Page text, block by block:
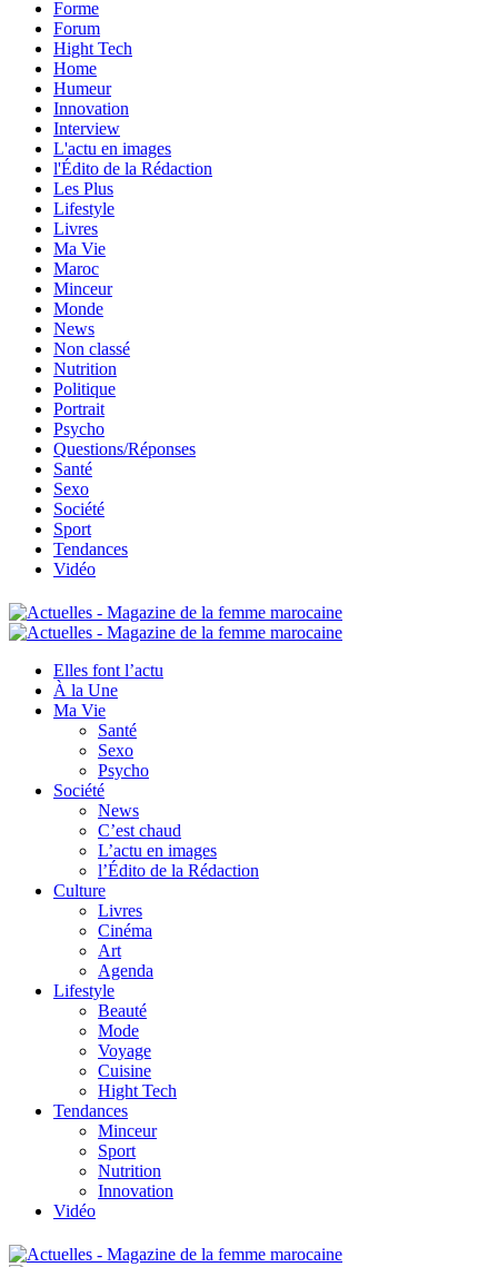
Forme
Forum
Hight Tech
Home
Humeur
Innovation
Interview
L'actu en images
l'Édito de la Rédaction
Les Plus
Lifestyle
Livres
Ma Vie
Maroc
Minceur
Monde
News
Non classé
Nutrition
Politique
Portrait
Psycho
Questions/Réponses
Santé
Sexo
Société
Sport
Tendances
Vidéo
Elles font l’actu
À la Une
Ma Vie
Santé
Sexo
Psycho
Société
News
C’est chaud
L’actu en images
l’Édito de la Rédaction
Culture
Livres
Cinéma
Art
Agenda
Lifestyle
Beauté
Mode
Voyage
Cuisine
Hight Tech
Tendances
Minceur
Sport
Nutrition
Innovation
Vidéo